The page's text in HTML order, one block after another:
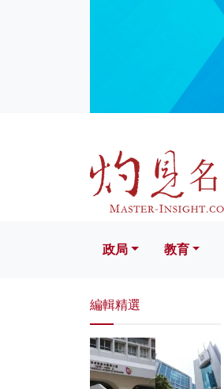
文化
政局 教育
編輯精選